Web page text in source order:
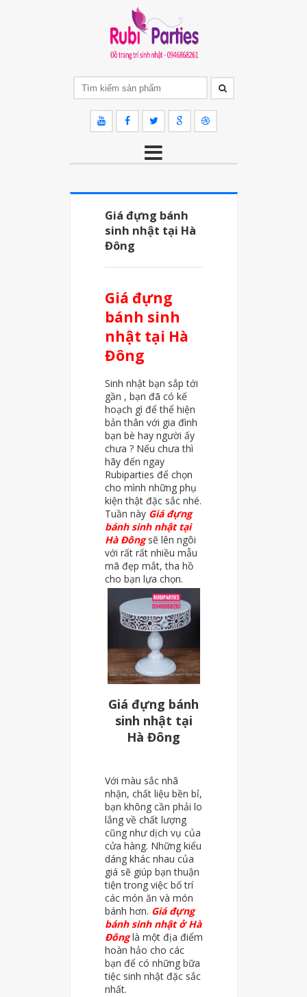
Giá đựng bánh
sinh nhật tại Hà
Đông
Giá đựng
bánh sinh
nhật tại Hà
Đông
Sinh nhật bạn sắp tới
gần , bạn đã có kế
hoạch gì để thể hiện
bản thân với gia đình
bạn bè hay người ấy
chưa ? Nếu chưa thì
hãy đến ngay
Rubiparties để chọn
cho mình những phụ
kiện thật đặc sắc nhé.
Tuần nàyGiá đựng
bánh sinh nhật tại
Hà Đôngsẽ lên ngôi
với rất rất nhiều mẫu
mã đẹp mắt, tha hồ
cho bạn lựa chọn.
Giá đựng bánh
sinh nhật tại
Hà Đông
Với màu sắc nhã
nhặn, chất liệu bền bỉ,
bạn không cần phải lo
lắng về chất lượng
cũng như dịch vụ của
cửa hàng. Những kiểu
dáng khác nhau của
giá sẽ giúp bạn thuận
tiện trong việc bố trí
các món ăn và món
bánh hơn. Giá đựng
bánh sinh nhật ở Hà
Đônglà một địa điểm
hoàn hảo cho các
bạn để có những bữa
tiệc sinh nhật đặc sắc
nhất.